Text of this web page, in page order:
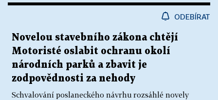
ODEBÍRAT
Novelou stavebního zákona chtějí
Motoristé oslabit ochranu okolí
národních parků a zbavit je
zodpovědnosti za nehody
Schvalování poslaneckého návrhu rozsáhlé novely